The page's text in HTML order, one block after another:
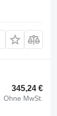
345,24 €
Ohne MwSt.